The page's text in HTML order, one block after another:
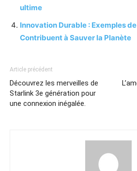
ultime
Innovation Durable : Exemples
Contribuent à Sauver la Planète
Article précédent
Découvrez les merveilles de
Starlink 3e génération pour
une connexion inégalée.